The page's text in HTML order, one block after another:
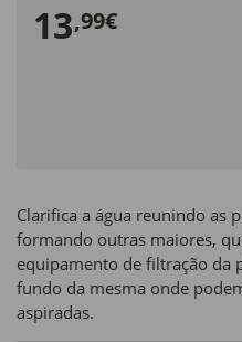
13,99€
Clarifica a água reunindo as
formando outras maiores,
equipamento de filtração da
fundo da mesma onde
aspiradas.